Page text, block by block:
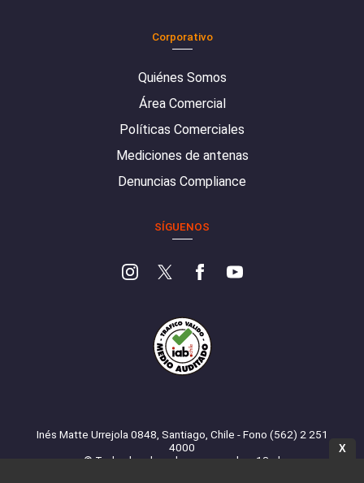
Corporativo
Quiénes Somos
Área Comercial
Políticas Comerciales
Mediciones de antenas
Denuncias Compliance
SÍGUENOS
Inés Matte Urrejola 0848, Santiago, Chile - Fono (562) 2 251
4000
© Todos los derechos reservados. 13.cl
X